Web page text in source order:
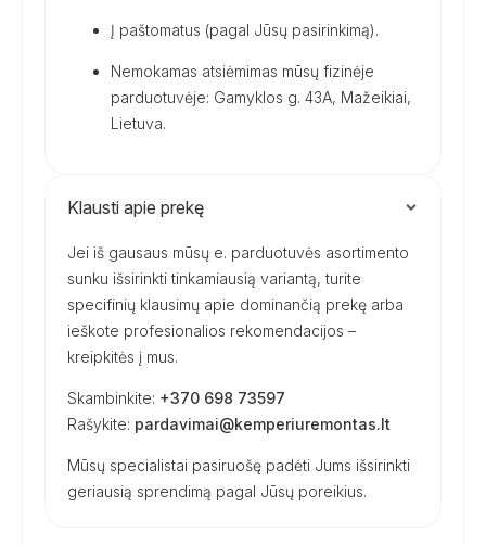
Į paštomatus (pagal Jūsų pasirinkimą).
Nemokamas atsiėmimas mūsų fizinėje
parduotuvėje: Gamyklos g. 43A, Mažeikiai,
Lietuva.
Klausti apie prekę
Jei iš gausaus mūsų e. parduotuvės asortimento
sunku išsirinkti tinkamiausią variantą, turite
specifinių klausimų apie dominančią prekę arba
ieškote profesionalios rekomendacijos –
kreipkitės į mus.
Skambinkite: +370 698 73597
Rašykite: pardavimai@kemperiuremontas.lt
Mūsų specialistai pasiruošę padėti Jums išsirinkti
geriausią sprendimą pagal Jūsų poreikius.